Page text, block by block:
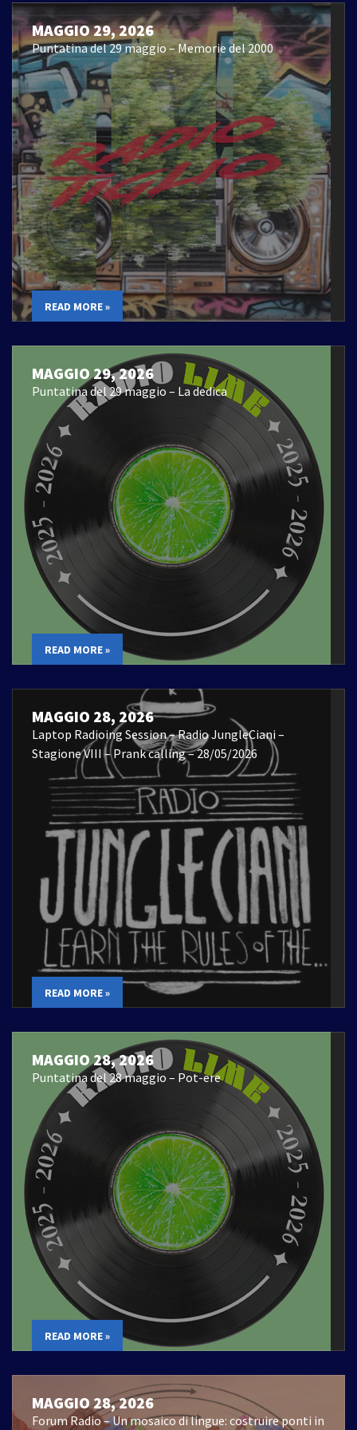
MAGGIO 29, 2026
Puntatina del 29 maggio – Memorie del 2000
READ MORE »
MAGGIO 29, 2026
Puntatina del 29 maggio – La dedica
READ MORE »
MAGGIO 28, 2026
Laptop Radioing Session – Radio JungleCiani –
Stagione VIII – Prank calling – 28/05/2026
READ MORE »
MAGGIO 28, 2026
Puntatina del 28 maggio – Pot-ere
READ MORE »
MAGGIO 28, 2026
Forum Radio – Un mosaico di lingue: costruire ponti in